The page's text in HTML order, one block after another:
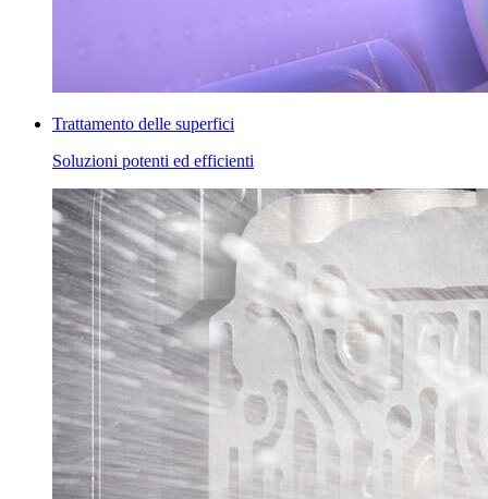
Trattamento delle superfici
Soluzioni potenti ed efficienti